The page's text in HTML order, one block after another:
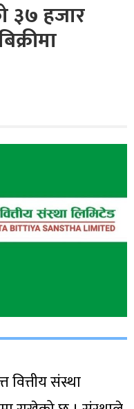
३७ हजार
वित्तीय संस्था